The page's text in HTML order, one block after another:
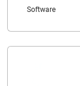
Software